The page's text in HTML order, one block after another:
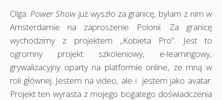
Olga: Power Showjuż wyszło za granicę, byłam z nim w
Amsterdamie na zaproszenie Polonii. Za granicę
wychodzimy z projektem „Kobieta Pro”. Jest to
ogromny projekt szkoleniowy, e-learningowy,
grywalizacyjny oparty na platformie online, ze mną w
roli głównej. Jestem na video, ale i jestem jako avatar.
Projekt ten wyrasta z mojego bogatego doświadczenia